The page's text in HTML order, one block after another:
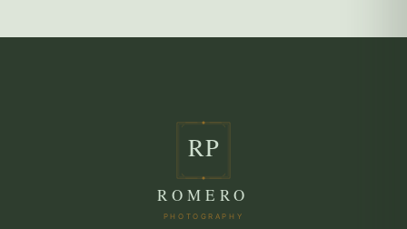
RP
ROMERO
PHOTOGRAPHY